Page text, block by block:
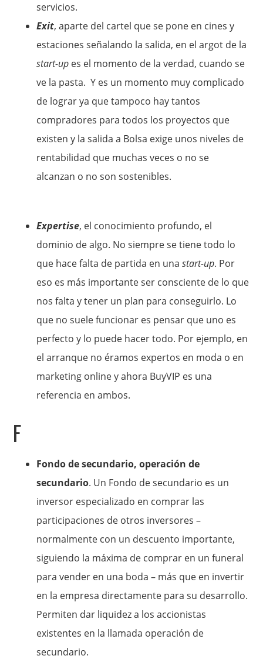
servicios.
Exit, aparte del cartel que se pone en cines y
estaciones señalando la salida, en el argot de la
start-up es el momento de la verdad, cuando se
ve la pasta. Y es un momento muy complicado
de lograr ya que tampoco hay tantos
compradores para todos los proyectos que
existen y la salida a Bolsa exige unos niveles de
rentabilidad que muchas veces o no se
alcanzan o no son sostenibles.
Expertise, el conocimiento profundo, el
dominio de algo. No siempre se tiene todo lo
que hace falta de partida en unastart-up. Por
eso es más importante ser consciente de lo que
nos falta y tener un plan para conseguirlo. Lo
que no suele funcionar es pensar que uno es
perfecto y lo puede hacer todo. Por ejemplo, en
el arranque no éramos expertos en moda o en
marketing online y ahora BuyVIP es una
referencia en ambos.
F
Fondo de secundario, operación de
secundario. Un Fondo de secundario es un
inversor especializado en comprar las
participaciones de otros inversores –
normalmente con un descuento importante,
siguiendo la máxima de comprar en un funeral
para vender en una boda – más que en invertir
en la empresa directamente para su desarrollo.
Permiten dar liquidez a los accionistas
existentes en la llamada operación de
secundario.